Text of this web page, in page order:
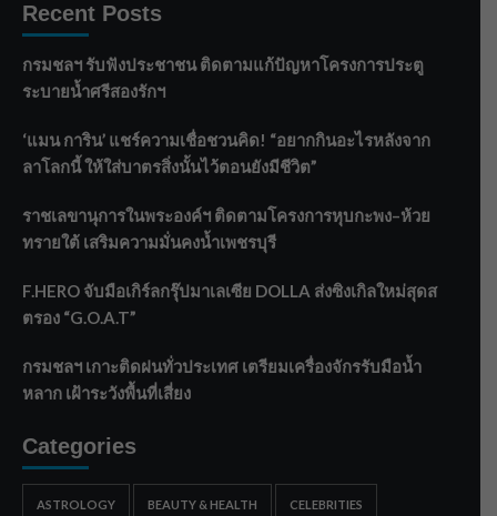
Recent Posts
กรมชลฯ รับฟังประชาชน ติดตามแก้ปัญหาโครงการประตู
ระบายน้ำศรีสองรักฯ
‘แมน การิน’ แชร์ความเชื่อชวนคิด! “อยากกินอะไรหลังจาก
ลาโลกนี้ ให้ใส่บาตรสิ่งนั้นไว้ตอนยังมีชีวิต”
ราชเลขานุการในพระองค์ฯ ติดตามโครงการหุบกะพง–ห้วย
ทรายใต้ เสริมความมั่นคงน้ำเพชรบุรี
F.HERO จับมือเกิร์ลกรุ๊ปมาเลเซีย DOLLA ส่งซิงเกิลใหม่สุดส
ตรอง “G.O.A.T”
กรมชลฯ เกาะติดฝนทั่วประเทศ เตรียมเครื่องจักรรับมือน้ำ
หลาก เฝ้าระวังพื้นที่เสี่ยง
Categories
ASTROLOGY BEAUTY & HEALTH CELEBRITIES